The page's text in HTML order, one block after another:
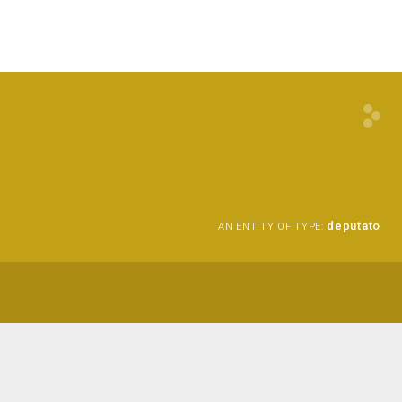
AN ENTITY OF TYPE: deputato